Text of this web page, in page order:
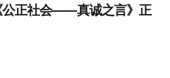
公正社会——真诚之言》正